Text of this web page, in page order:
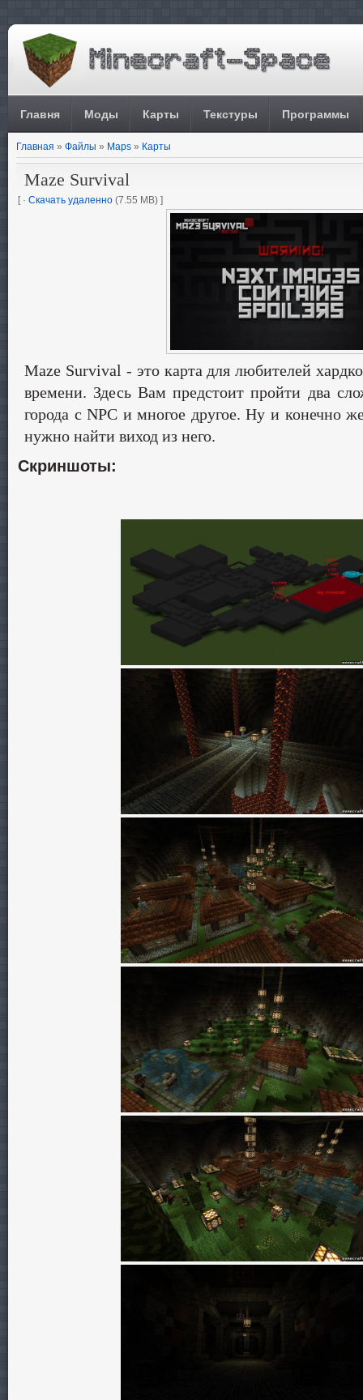
Главня Моды Карты Текстуры Программы
Главная » Файлы » Maps » Карты
Maze Survival
[ · Скачать удаленно (7.55 MB) ]
Maze Survival - это карта для любителей
времени. Здесь Вам предстоит пройти два
города с NPC и многое другое. Ну и конечно
нужно найти виход из него.
Скриншоты: